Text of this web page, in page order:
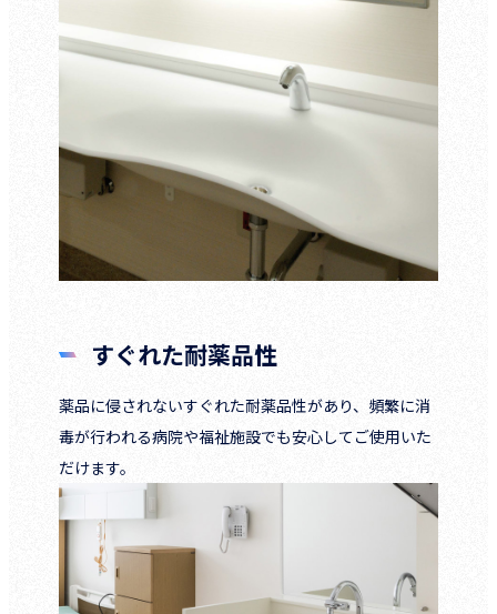
すぐれた耐薬品性
薬品に侵されないすぐれた耐薬品性があり、頻繁に消
毒が行われる病院や福祉施設でも安心してご使用いた
だけます。